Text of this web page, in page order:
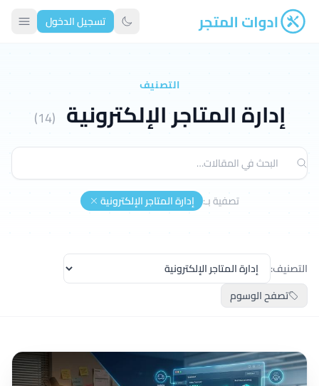
ادوات المتجر تبديل الوضع الداكن
تسجيل الدخول
التصنيف
إدارة المتاجر الإلكترونية (14)
تصفية بـ: إدارة المتاجر الإلكترونية
التصنيف:
تصفح الوسوم